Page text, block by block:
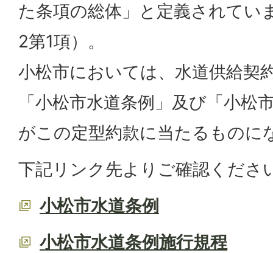
た条項の総体」と定義されてい
2第1項）。
小松市においては、水道供給契
「小松市水道条例」及び「小松
がこの定型約款に当たるものに
下記リンク先よりご確認くださ
小松市水道条例
小松市水道条例施行規程